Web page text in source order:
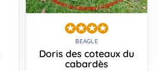
BEAGLE
Doris des coteaux du
cabardès